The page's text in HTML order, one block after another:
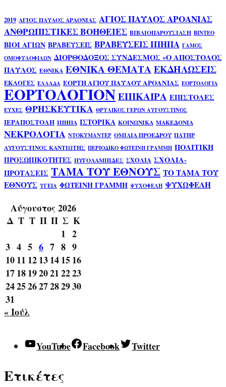
2019 ΑΓΙΟΣ ΠΑΥΛΟΣ ΑΡΑΟΝΙΑΣ ΑΓΙΟΣ ΠΑΥΛΟΣ ΑΡΟΑΝΙΑΣ
ΑΝΘΡΩΠΙΣΤΙΚΕΣ ΒΟΗΘΕΙΕΣ ΒΙΒΛΙΟΠΑΡΟΥΣΙΑΣΗ ΒΙΝΤΕΟ
ΒΙΟΙ ΑΓΙΩΝ ΒΡΑΒΕΥΣΕΙΣ ΒΡΑΒΕΥΣΕΙΣ ΙΠΗΠΑ ΓΑΜΟΣ
ΟΜΟΦΥΛΟΦΙΛΩΝ ΔΙΟΡΘΟΔΟΞΟΣ ΣΥΝΔΕΣΜΟΣ «Ο ΑΠΟΣΤΟΛΟΣ
ΠΑΥΛΟΣ ΕΘΝΙΚΑ ΕΘΝΙΚΑ ΘΕΜΑΤΑΕΚΔΗΛΩΣΕΙΣ
ΕΚΛΟΓΕΣ ΕΛΛΑΔΑ ΕΟΡΤΗ ΑΓΙΟΥ ΠΑΥΛΟΥ ΑΡΟΑΝΙΑΣ ΕΟΡΤΟΛΟΓΙΑ
ΕΟΡΤΟΛΟΓΙΟΝΕΠΙΚΑΙΡΑ ΕΠΙΣΤΟΛΕΣ
ΕΥΧΕΣ ΘΡΗΣΚΕΥΤΙΚΑ ΘΡΥΛΙΚΟΣ ΓΕΡΩΝ ΑΥΓΟΥΣΤΙΝΟΣ
ΙΕΡΑΠΟΣΤΟΛΗ ΙΠΗΠΑ ΙΣΤΟΡΙΚΑ ΚΟΙΝΩΝΙΚΑ ΜΑΚΕΔΟΝΙΑ
ΝΕΚΡΟΛΟΓΙΑ ΝΤΟΚΥΜΑΝΤΕΡ ΟΜΙΛΙΑ ΠΡΟΕΔΡΟΥ ΠΑΤΗΡ
ΑΥΓΟΥΣΤΙΝΟΣ ΚΑΝΤΙΩΤΗΣ ΠΕΡΙΟΔΙΚΟ ΦΩΤΕΙΝΗ ΓΡΑΜΜΗ ΠΟΛΙΤΙΚΗ
ΠΡΟΣΩΠΙΚΟΤΗΤΕΣ ΠΥΓΟΛΑΜΠΙΔΕΣ ΣΧΟΛΙΑ ΣΧΟΛΙΑ-
ΠΡΟΤΑΣΕΙΣ ΤΑΜΑ ΤΟΥ ΕΘΝΟΥΣ ΤΟ ΤΑΜΑ ΤΟΥ
ΕΘΝΟΥΣ ΥΓΕΙΑ ΦΩΤΕΙΝΗ ΓΡΑΜΜΗ ΨΥΧΟΦΕΛΗ ΨΥΧΩΦΕΛΗ
Αύγουστος 2026
Δ Τ Τ Π Π Σ Κ
1 2
3 4 5 6 7 8 9
1011 1213141516
17181920212223
24252627282930
31
« Ιούλ
YouTube Facebook Twitter
Ετικέτες